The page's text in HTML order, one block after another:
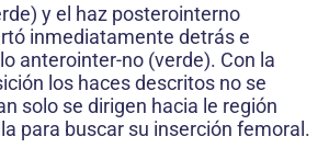
y el haz posterointerno
inmediatamente detrás e
anterointer-no (verde). Con la
los haces descritos no se
solo se dirigen hacia le región
para buscar su inserción femoral.